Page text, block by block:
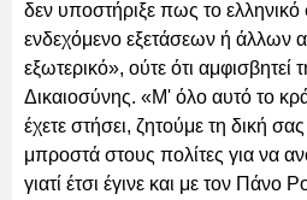
δεν υποστήριξε πως το
ενδεχόμενο εξετάσεων ή άλλων
εξωτερικό», ούτε ότι αμφισβητεί
Δικαιοσύνης. «Μ' όλο αυτό το
έχετε στήσει, ζητούμε τη δική
μπροστά στους πολίτες για να
γιατί έτσι έγινε και με τον Πάνο